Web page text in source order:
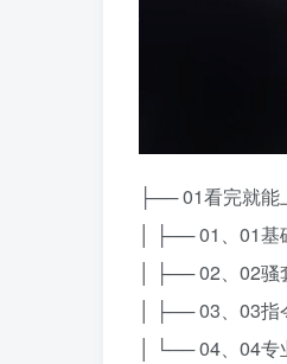
├── 01看完就
│ ├── 01、01
│ ├── 02、02
│ ├── 03、03
│ └── 04、04